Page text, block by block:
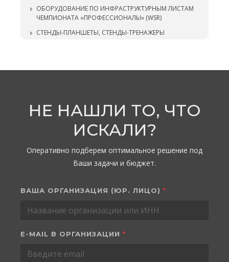
ОБОРУДОВАНИЕ ПО ИНФРАСТРУКТУРНЫМ ЛИСТАМ
ЧЕМПИОНАТА «ПРОФЕССИОНАЛЫ» (WSR)
СТЕНДЫ-ПЛАНШЕТЫ, СТЕНДЫ-ТРЕНАЖЕРЫ
НЕ НАШЛИ ТО, ЧТО
ИСКАЛИ?
Оперативно подберем оптимальное решение под
Ваши задачи и бюджет.
ВАША ОРГАНИЗАЦИЯ (ЮР. ЛИЦО) *
E-MAIL В ОРГАНИЗАЦИИ *